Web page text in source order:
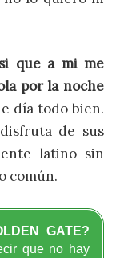
que a mi me
por la noche
día todo bien.
de sus
latino sin
común.
GATE?
que no hay